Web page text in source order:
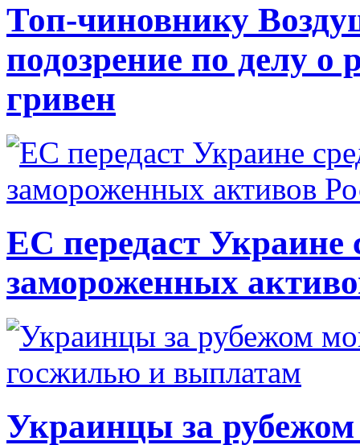
Топ-чиновнику
подозрение по делу о
гривен
ЕС передаст Украине
замороженных
Украинцы за рубежом